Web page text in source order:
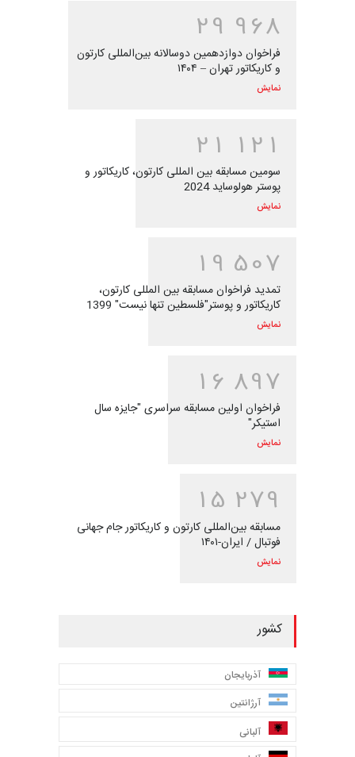
29 968
فراخوان دوازدهمین دوسالانه بین‌المللی کارتون
و کاریکاتور تهران – ۱۴۰۴
نمایش
2 1 1 2 1
سومین مسابقه بین المللی کارتون، کاریکاتور و
پوستر هولوساید 2024
نمایش
1 9 507
تمدید فراخوان مسابقه بین المللی کارتون،
کاریکاتور و پوستر"فلسطین تنها نیست" 1399
نمایش
1 6 897
فراخوان اولین مسابقه سراسری "جایزه سال
استیکر"
نمایش
15 279
مسابقه بین‌المللی کارتون و کاریکاتور جام جهانی
فوتبال / ایران-۱۴۰۱
نمایش
کشور
آذربایجان
آرژانتین
آلبانی